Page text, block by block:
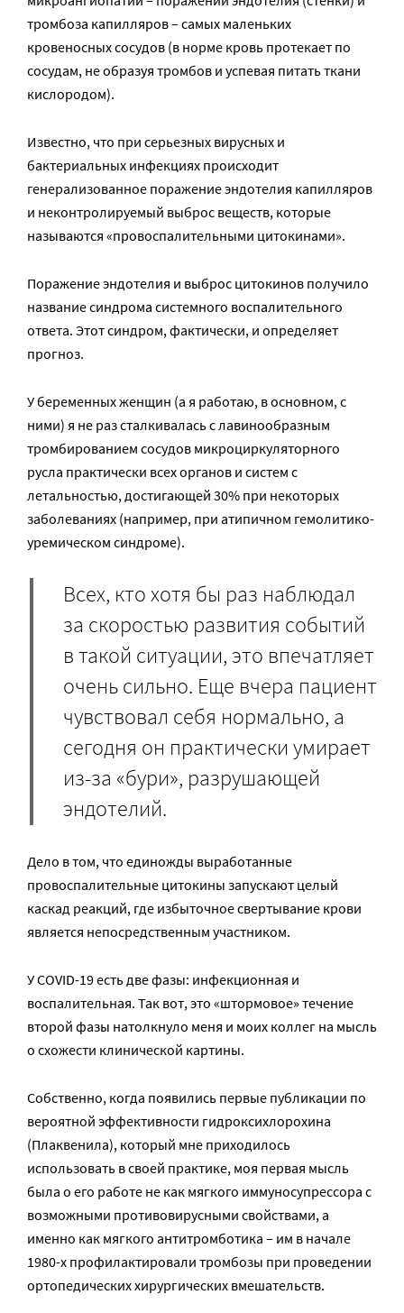
тромбоза капилляров – самых маленьких
кровеносных сосудов (в норме кровь протекает по
сосудам, не образуя тромбов и успевая питать ткани
кислородом).
Известно, что при серьезных вирусных и
бактериальных инфекциях происходит
генерализованное поражение эндотелия капилляров
и неконтролируемый выброс веществ, которые
называются «провоспалительными цитокинами».
Поражение эндотелия и выброс цитокинов получило
название синдрома системного воспалительного
ответа. Этот синдром, фактически, и определяет
прогноз.
У беременных женщин (а я работаю, в основном, с
ними) я не раз сталкивалась с лавинообразным
тромбированием сосудов микроциркуляторного
русла практически всех органов и систем с
летальностью, достигающей 30% при некоторых
заболеваниях (например, при атипичном гемолитико-
уремическом синдроме).
Всех, кто хотя бы раз наблюдал
за скоростью развития событий
в такой ситуации, это впечатляет
очень сильно. Еще вчера пациент
чувствовал себя нормально, а
сегодня он практически умирает
из-за «бури», разрушающей
эндотелий.
Дело в том, что единожды выработанные
провоспалительные цитокины запускают целый
каскад реакций, где избыточное свертывание крови
является непосредственным участником.
У COVID-19 есть две фазы: инфекционная и
воспалительная. Так вот, это «штормовое» течение
второй фазы натолкнуло меня и моих коллег на мысль
о схожести клинической картины.
Собственно, когда появились первые публикации по
вероятной эффективности гидроксихлорохина
(Плаквенила), который мне приходилось
использовать в своей практике, моя первая мысль
была о его работе не как мягкого иммуносупрессора с
возможными противовирусными свойствами, а
именно как мягкого антитромботика – им в начале
1980-х профилактировали тромбозы при проведении
ортопедических хирургических вмешательств.